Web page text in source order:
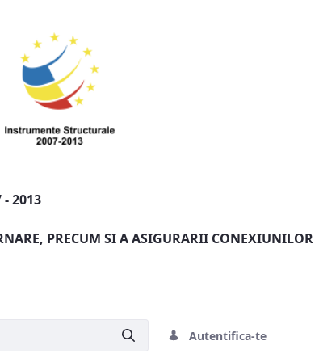
2013
PRECUM SI A ASIGURARII CONEXIUNILOR
Autentifica-te